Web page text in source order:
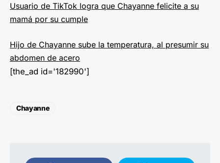
Usuario de TikTok logra que Chayanne felicite a su
mamá por su cumple
Hijo de Chayanne sube la temperatura, al presumir su
abdomen de acero
[the_ad id='182990']
Chayanne